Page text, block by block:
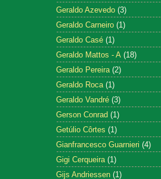
Geraldo Azevedo (3)
Geraldo Carneiro (1)
Geraldo Casé (1)
Geraldo Mattos - A (18)
Geraldo Pereira (2)
Geraldo Roca (1)
Geraldo Vandré (3)
Gerson Conrad (1)
Getúlio Côrtes (1)
Gianfrancesco Guarnieri (4)
Gigi Cerqueira (1)
Gijs Andriessen (1)